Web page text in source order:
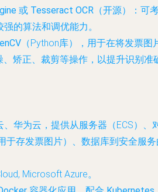
或 Tesseract OCR （开源）：可
的算法和调优能力。
（Python库），用于在将发票图
、矫正、裁剪等操作，以提升识别准
、华为云，提供从服务器（ECS）、
于存发票图片）、数据库到安全服
Microsoft Azure。